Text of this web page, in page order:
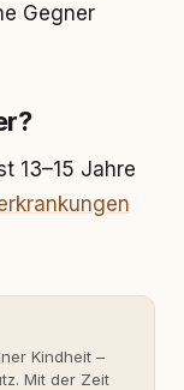
Gegner
13–15 Jahre
Kindheit –
Mit der Zeit